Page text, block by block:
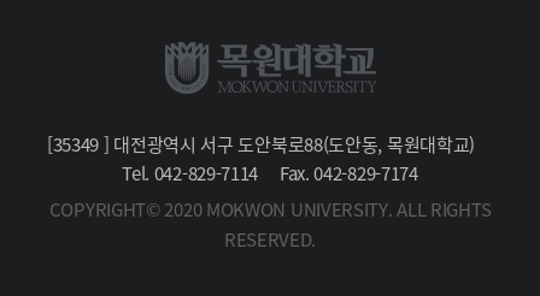
[35349 ] 대전광역시 서구 도안북로88(도안동, 목원대학교)
Tel. 042-829-7114
Fax. 042-829-7174
COPYRIGHT© 2020 MOKWON UNIVERSITY. ALL RIGHTS
RESERVED.